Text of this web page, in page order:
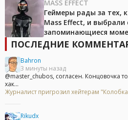
MASS EFFECT
Геймеры рады за тех,
Mass Effect, и выбрали
запоминающиеся
ПОСЛЕДНИЕ
Bahron
3 минуты назад
@master_chubos, согласен. Концовочка
хак...
Журналист пригрозил хейтерам
Rikudx